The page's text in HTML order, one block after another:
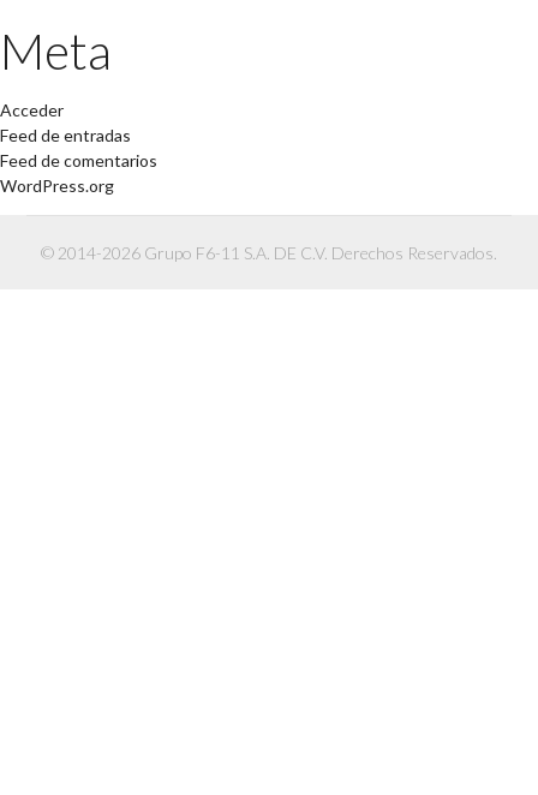
Meta
Acceder
Feed de entradas
Feed de comentarios
WordPress.org
© 2014-2026 Grupo F6-11 S.A. DE C.V. Derechos Reservados.